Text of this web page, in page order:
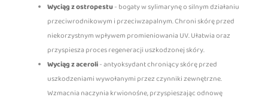
Wyciąg z ostropestu- bogaty w sylimarynę o silnym działaniu
przeciwrodnikowym i przeciwzapalnym. Chroni skórę przed
niekorzystnym wpływem promieniowania UV. Ułatwia oraz
przyspiesza proces regeneracji uszkodzonej skóry.
Wyciąg z aceroli- antyoksydant chroniący skórę przed
uszkodzeniami wywołanymi przez czynniki zewnętrzne.
Wzmacnia naczynia krwionośne, przyspieszając odnowę